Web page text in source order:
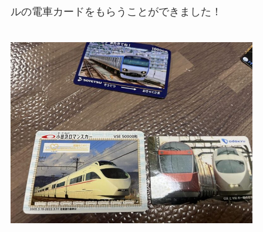
ルの電車カードをもらうことができました！